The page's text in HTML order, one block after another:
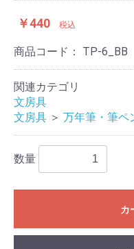
￥440 税込
商品コード： TP-6_BB
関連カテゴリ
文房具
文房具 ＞ 万年筆・筆ペ
数量
カ